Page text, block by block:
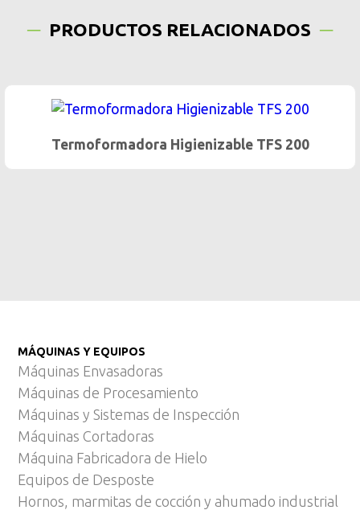
PRODUCTOS RELACIONADOS
Higienizable TFS 200
MÁQUINAS Y EQUIPOS
Máquinas Envasadoras
Máquinas de Procesamiento
Máquinas y Sistemas de Inspección
Máquinas Cortadoras
Máquina Fabricadora de Hielo
Equipos de Desposte
Hornos, marmitas de cocción y ahumado industrial